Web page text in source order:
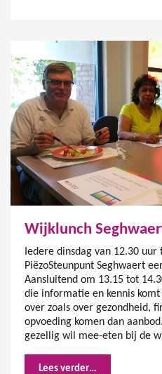
Wijklunch
Iedere dinsdag van 12.30
PiëzoSteunpunt Seghwaert
Aansluitend om 13.15 tot
die informatie en kennis
over zoals over gezondheid,
opvoeding komen dan
gezellig wil mee-eten bij de
Lees verder…